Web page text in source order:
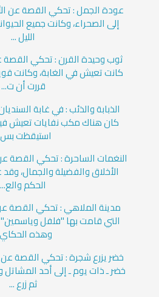
عودة الجمل : تحكي القصة عن
إلى الصحراء، وكانت جميع
الليل ...
ثوب وحيدة القرن : تحكي القصة
كانت تعيش في الغابة، وكانت
قررت أن ت...
الذبابة والذئب : في غابة
كان هناك مكب نفايات تعيش
استيقظت
النغمات الساحرة : تحكي القصة
الأخلاق والفضيلة والجمال،
الحكم والع...
مدينة الملاهي : تحكي القصة
التي قامت بها "فلفل
وهذه
خضر يزرع شجرة : تحكي القصة
خضر ـ ذات يوم ـ إلى أحد
ثم زرع ...